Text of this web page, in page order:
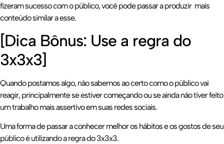
fizeram sucesso com o público, você pode passar a produzir mais
conteúdo similar a esse.
[Dica Bônus: Use a regra do
3x3x3]
Quando postamos algo, não sabemos ao certo como o público vai
reagir, principalmente se estiver começando ou se ainda não tiver feito
um trabalho mais assertivo em suas redes sociais.
Uma forma de passar a conhecer melhor os hábitos e os gostos de seu
público é utilizando a regra do 3x3x3.